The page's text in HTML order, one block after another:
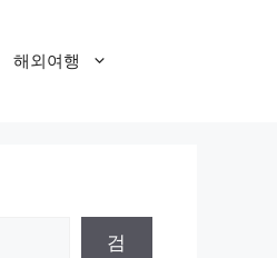
해외여행
검